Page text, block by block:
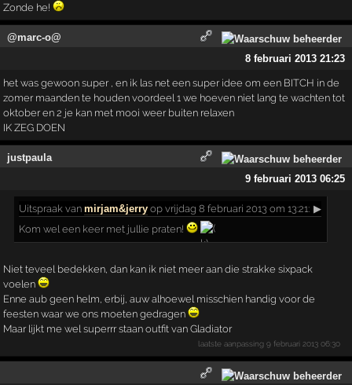
Zonde he!
@marc-o@
8 februari 2013 21:23
het was gewoon super , en ik las net een super idee om een BITCH in de
zomer maanden te houden voordeel 1 we hoeven niet lang te wachten tot
oktober en 2 je kan met mooi weer buiten relaxen
IK ZEG DOEN
justpaula
9 februari 2013 06:25
Uitspraak vanmirjam&jerry op vrijdag 8 februari 2013 om 13:21: ▶
Kom wel een keer met jullie praten!
Niet teveel bedekken, dan kan ik niet meer aan die strakke sixpack
voelen
Enne aub geen helm, erbij, auw alhoewel misschien handig voor de
feesten waar we ons moeten gedragen
Maar lijkt me wel superrr staan outfit van Gladiator
laatste aanpassing9 februari 2013 06:30